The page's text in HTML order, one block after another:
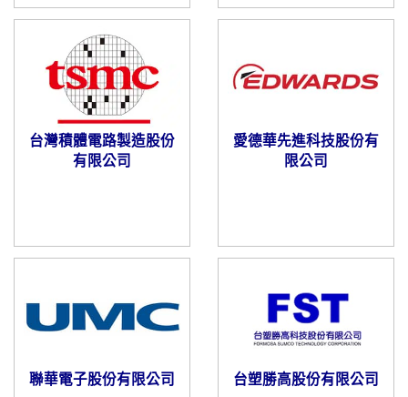
台灣積體電路製造股份
有限公司
愛德華先進科技股份有
限公司
聯華電子股份有限公司 台塑勝高股份有限公司